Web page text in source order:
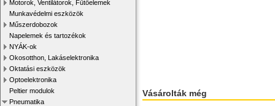
Motorok, Ventilátorok, Fűtőelemek
Munkavédelmi eszközök
Műszerdobozok
Napelemek és tartozékok
NYÁK-ok
Okosotthon, Lakáselektronika
Oktatási eszközök
Optoelektronika
Peltier modulok
Pneumatika
Vásárolták még